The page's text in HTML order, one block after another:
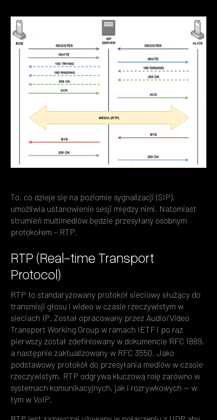
To, co dzieje się na poziomie sygnalizacji (SIP),
umożliwia ustanowienie sesji między nimi. Natomiast
strumień multimediów będzie przesyłany osobnym
protokołem – RTP.
RTP (Real-time Transport
Protocol)
RTP to standaryzowany protokół sieciowy służący do
transmisji głosu i wideo w czasie rzeczywistym w
sieciach IP. Został opracowany przez Audio/Video
Transport Working Group w ramach IETF i po raz
pierwszy został zdefiniowany w dokumencie RFC 1889,
a następnie zaktualizowany w RFC 3550. Jako
podstawowy protokół do przesyłania mediów w czasie
rzeczywistym, RTP odgrywa kluczową rolę zarówno w
systemach komunikacyjnych, jak i rozrywkowych — w
tym w VoIP.